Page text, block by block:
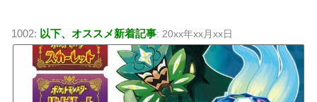
1002: 以下、オススメ新着記事: 20xx年xx月xx日